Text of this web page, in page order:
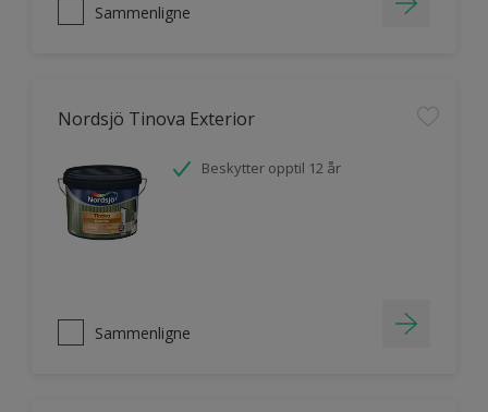
Sammenligne
Nordsjö Tinova Exterior
Beskytter opptil 12 år
Sammenligne